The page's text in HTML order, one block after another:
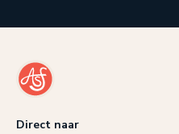
Direct naar